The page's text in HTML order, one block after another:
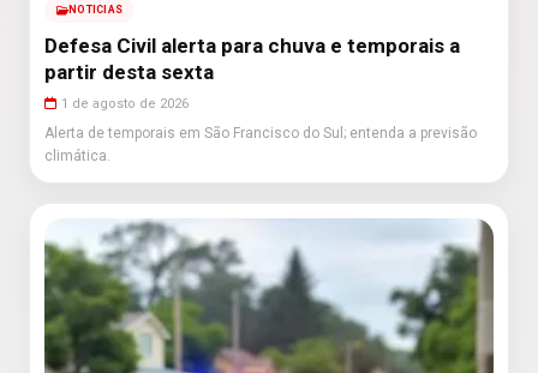
NOTICIAS
Defesa Civil alerta para chuva e temporais a
partir desta sexta
1 de agosto de 2026
Alerta de temporais em São Francisco do Sul; entenda a previsão
climática.